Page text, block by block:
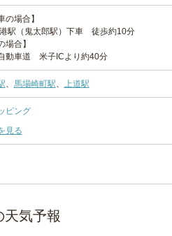
の場合】
駅（鬼太郎駅）下車 徒歩約10分
場合】
動車道 米子ICより約40分
、 馬場崎町駅、 上道駅
ピング
見る
天気予報